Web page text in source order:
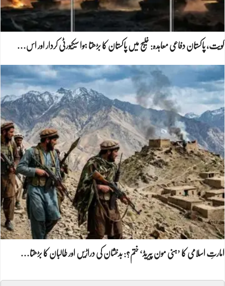
کویت، پاکستان دفاعی معاہدہ: خلیج میں پاکستان کا بڑھتا ہوا سیکیورٹی کردار اور اس…
امارتِ اسلامی کا ’ہنی مون پیریڈ‘ ختم؟: بدخشان کی دراڑیں اور طالبان کا بڑھتا…